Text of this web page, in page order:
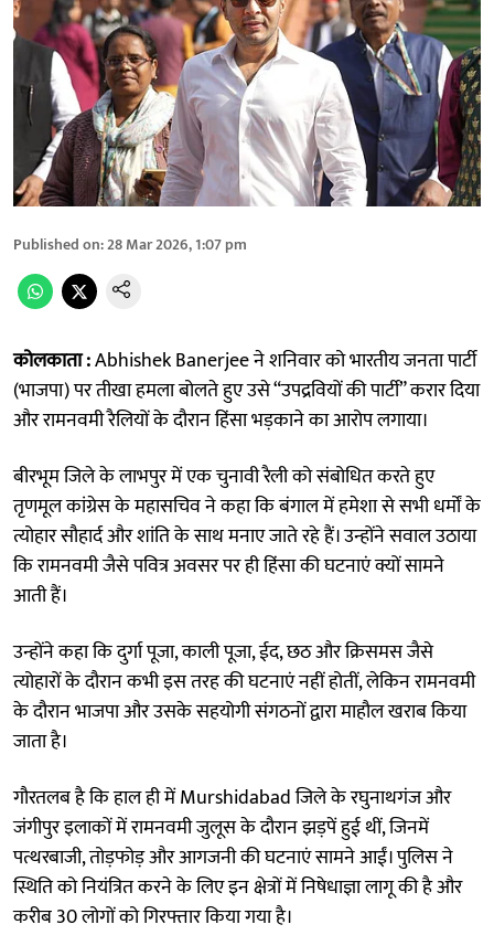
Published on:28 Mar 2026, 1:07 pm
कोलकाता :Abhishek Banerjee ने शनिवार को भारतीय जनता पार्टी
(भाजपा) पर तीखा हमला बोलते हुए उसे “उपद्रवियों की पार्टी” करार दिया
और रामनवमी रैलियों के दौरान हिंसा भड़काने का आरोप लगाया।
बीरभूम जिले के लाभपुर में एक चुनावी रैली को संबोधित करते हुए
तृणमूल कांग्रेस के महासचिव ने कहा कि बंगाल में हमेशा से सभी धर्मों के
त्योहार सौहार्द और शांति के साथ मनाए जाते रहे हैं। उन्होंने सवाल उठाया
कि रामनवमी जैसे पवित्र अवसर पर ही हिंसा की घटनाएं क्यों सामने
आती हैं।
उन्होंने कहा कि दुर्गा पूजा, काली पूजा, ईद, छठ और क्रिसमस जैसे
त्योहारों के दौरान कभी इस तरह की घटनाएं नहीं होतीं, लेकिन रामनवमी
के दौरान भाजपा और उसके सहयोगी संगठनों द्वारा माहौल खराब किया
जाता है।
गौरतलब है कि हाल ही में Murshidabad जिले के रघुनाथगंज और
जंगीपुर इलाकों में रामनवमी जुलूस के दौरान झड़पें हुई थीं, जिनमें
पत्थरबाजी, तोड़फोड़ और आगजनी की घटनाएं सामने आईं। पुलिस ने
स्थिति को नियंत्रित करने के लिए इन क्षेत्रों में निषेधाज्ञा लागू की है और
करीब 30 लोगों को गिरफ्तार किया गया है।